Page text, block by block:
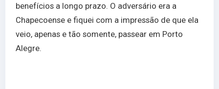
benefícios a longo prazo. O adversário era a
Chapecoense e fiquei com a impressão de que ela
veio, apenas e tão somente, passear em Porto
Alegre.